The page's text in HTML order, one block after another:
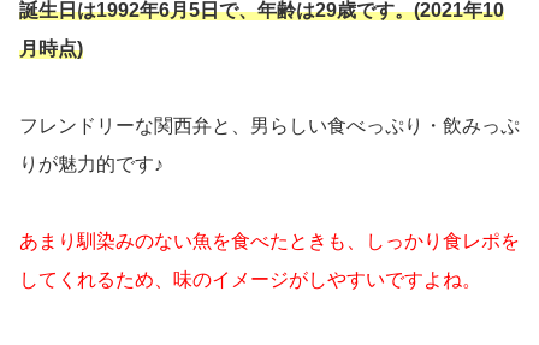
誕生日は1992年6月5日で、年齢は29歳です。(2021年10
月時点)
フレンドリーな関西弁と、男らしい食べっぷり・飲みっぷ
りが魅力的です♪
あまり馴染みのない魚を食べたときも、しっかり食レポを
してくれるため、味のイメージがしやすいですよね。